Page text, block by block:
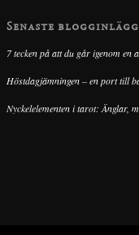
Senaste blogginlägg
7 tecken på att du går igenom en
Höstdagjämningen – en port till
Nyckelelementen i tarot: Änglar,